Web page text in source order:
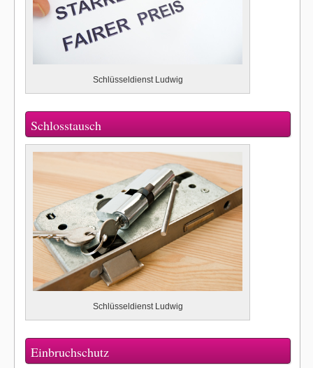
Schlüsseldienst Ludwig
Schlosstausch
Schlüsseldienst Ludwig
Einbruchschutz